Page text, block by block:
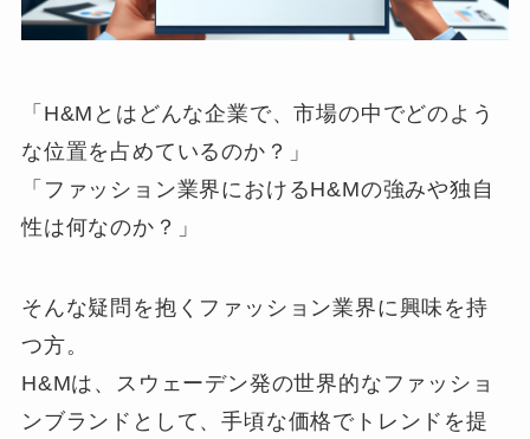
「H&Mとはどんな企業で、市場の中でどのよう
な位置を占めているのか？」
「ファッション業界におけるH&Mの強みや独自
性は何なのか？」
そんな疑問を抱くファッション業界に興味を持
つ方。
H&Mは、スウェーデン発の世界的なファッショ
ンブランドとして、手頃な価格でトレンドを提